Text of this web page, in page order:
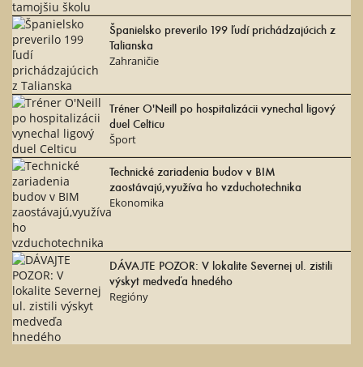
Španielsko preverilo 199 ľudí prichádzajúcich z
Talianska
Zahraničie
Tréner O'Neill po hospitalizácii vynechal ligový
duel Celticu
Šport
Technické zariadenia budov v BIM
zaostávajú,využíva ho vzduchotechnika
Ekonomika
DÁVAJTE POZOR: V lokalite Severnej ul. zistili
výskyt medveďa hnedého
Regióny